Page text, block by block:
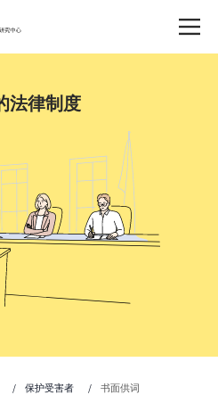
法律制度
保护受害者 书面供词